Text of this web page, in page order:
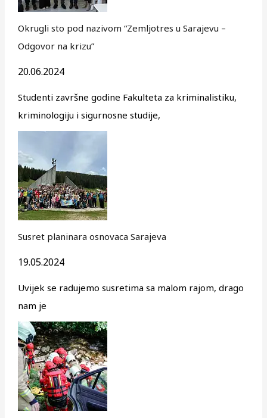
Okrugli sto pod nazivom “Zemljotres u Sarajevu –
Odgovor na krizu”
20.06.2024
Studenti završne godine Fakulteta za kriminalistiku,
kriminologiju i sigurnosne studije,
Susret planinara osnovaca Sarajeva
19.05.2024
Uvijek se radujemo susretima sa malom rajom, drago
nam je